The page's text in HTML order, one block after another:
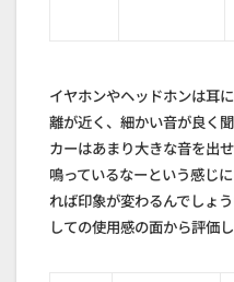
イヤホンやヘッドホンは耳
離が近く、細かい音が良く
カーはあまり大きな音を出
鳴っているなーという感じ
れば印象が変わるんでしょ
しての使用感の面から評価